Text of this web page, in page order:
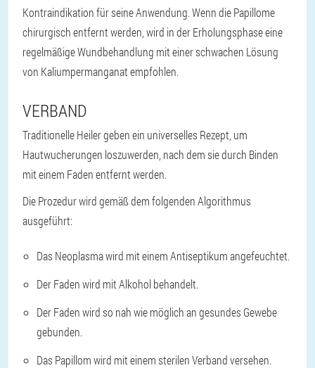
Kontraindikation für seine Anwendung. Wenn die Papillome
chirurgisch entfernt werden, wird in der Erholungsphase eine
regelmäßige Wundbehandlung mit einer schwachen Lösung
von Kaliumpermanganat empfohlen.
VERBAND
Traditionelle Heiler geben ein universelles Rezept, um
Hautwucherungen loszuwerden, nach dem sie durch Binden
mit einem Faden entfernt werden.
Die Prozedur wird gemäß dem folgenden Algorithmus
ausgeführt:
Das Neoplasma wird mit einem Antiseptikum angefeuchtet.
Der Faden wird mit Alkohol behandelt.
Der Faden wird so nah wie möglich an gesundes Gewebe
gebunden.
Das Papillom wird mit einem sterilen Verband versehen.